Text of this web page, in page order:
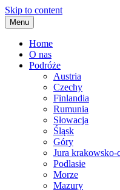
Skip to content
Menu
Home
O nas
Podróże
Austria
Czechy
Finlandia
Rumunia
Słowacja
Śląsk
Góry
Jura krakowsko-
Podlasie
Morze
Mazury